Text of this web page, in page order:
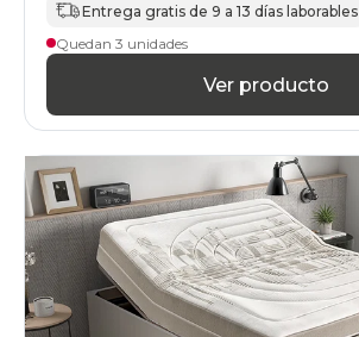
Entrega gratis de 9 a 13 días laborables
Quedan 3 unidades
Ver producto